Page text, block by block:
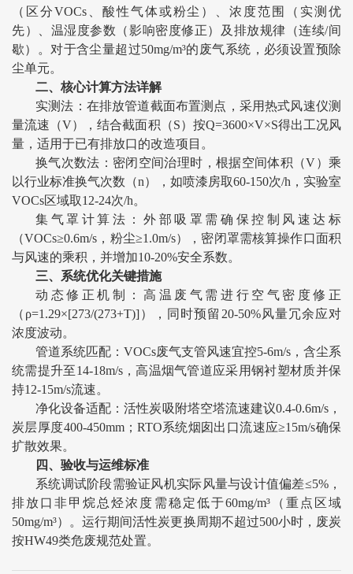
（区分VOCs、酸性气体或粉尘）、浓度范围（实测优
先）、温湿度参数（影响密度修正）及排放规律（连续/间
歇）。对于含尘量超过50mg/m³的废气系统，必须设置预除
尘单元。
二、核心计算方法详解
实测法：在排放管道截面布置测点，采用热式风速仪测
量流速（V），结合截面积（S）按Q=3600×V×S得出工况风
量，适用于已有排放口的改造项目。
换气次数法：密闭空间治理时，根据空间体积（V）乘
以行业标准换气次数（n），如喷漆房取60-150次/h，实验室
VOCs区域取12-24次/h。
集气罩计算法：外部吸罩需确保控制风速达标
（VOCs≥0.6m/s，粉尘≥1.0m/s），密闭罩需核算操作口面积
与风速的乘积，并增加10-20%安全系数。
三、系统优化关键措施
动态修正机制：高温废气需进行空气密度修正
（ρ=1.29×[273/(273+T)]），同时预留20-50%风量冗余应对
浓度波动。
管道系统匹配：VOCs废气支管风速宜控5-6m/s，含尘系
统需提升至14-18m/s，高温烟气管道应采用钢衬塑材质并保
持12-15m/s流速。
净化设备适配：活性炭吸附塔空塔流速建议0.4-0.6m/s，
炭层厚度400-450mm；RTO系统烟囱出口流速应≥15m/s确保
扩散效果。
四、验收与运维标准
系统调试阶段需验证风机实际风量与设计值偏差≤5%，
排放口非甲烷总烃浓度需稳定低于60mg/m³（重点区域
50mg/m³）。运行期间活性炭更换周期不超过500小时，废炭
按HW49类危废规范处置。